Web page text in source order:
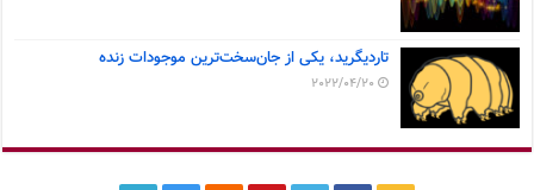
تاردیگرید، یکی از جان‌سخت‌ترین موجودات زنده
2022/04/20